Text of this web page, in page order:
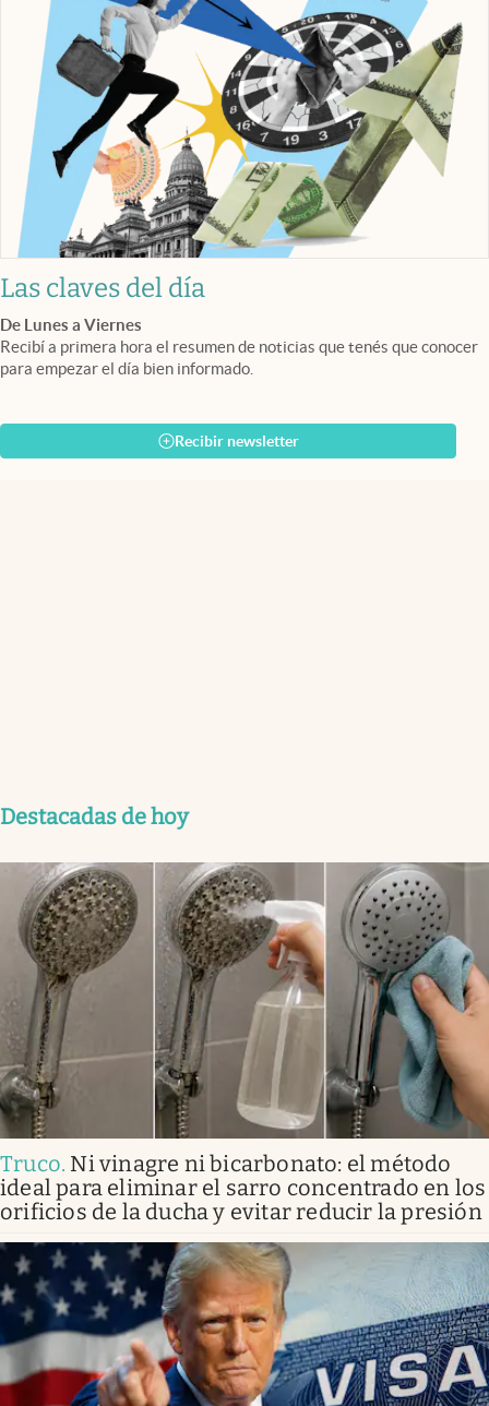
Las claves del día
De Lunes a Viernes
Recibí a primera hora el resumen de noticias que tenés que conocer
para empezar el día bien informado.
Recibir newsletter
Destacadas de hoy
Truco. Ni vinagre ni bicarbonato: el método
ideal para eliminar el sarro concentrado en los
orificios de la ducha y evitar reducir la presión